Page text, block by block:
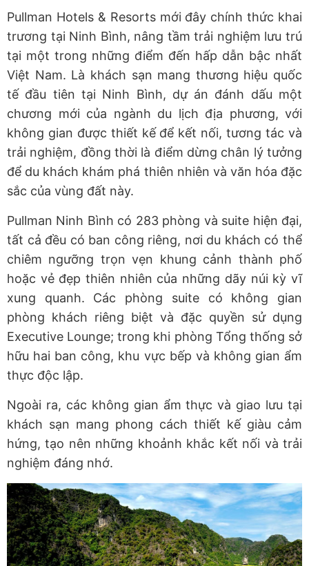
Pullman Hotels & Resorts mới đây chính thức khai
trương tại Ninh Bình, nâng tầm trải nghiệm lưu trú
tại một trong những điểm đến hấp dẫn bậc nhất
Việt Nam. Là khách sạn mang thương hiệu quốc
tế đầu tiên tại Ninh Bình, dự án đánh dấu một
chương mới của ngành du lịch địa phương, với
không gian được thiết kế để kết nối, tương tác và
trải nghiệm, đồng thời là điểm dừng chân lý tưởng
để du khách khám phá thiên nhiên và văn hóa đặc
sắc của vùng đất này.
Pullman Ninh Bình có 283 phòng và suite hiện đại,
tất cả đều có ban công riêng, nơi du khách có thể
chiêm ngưỡng trọn vẹn khung cảnh thành phố
hoặc vẻ đẹp thiên nhiên của những dãy núi kỳ vĩ
xung quanh. Các phòng suite có không gian
phòng khách riêng biệt và đặc quyền sử dụng
Executive Lounge; trong khi phòng Tổng thống sở
hữu hai ban công, khu vực bếp và không gian ẩm
thực độc lập.
Ngoài ra, các không gian ẩm thực và giao lưu tại
khách sạn mang phong cách thiết kế giàu cảm
hứng, tạo nên những khoảnh khắc kết nối và trải
nghiệm đáng nhớ.